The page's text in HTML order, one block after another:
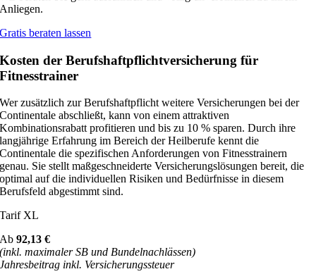
Anliegen.
Gratis beraten lassen
Kosten der Berufshaftpflichtversicherung für
Fitnesstrainer
Wer zusätzlich zur Berufshaftpflicht weitere Versicherungen bei der
Continentale abschließt, kann von einem attraktiven
Kombinationsrabatt profitieren und bis zu 10 % sparen. Durch ihre
langjährige Erfahrung im Bereich der Heilberufe kennt die
Continentale die spezifischen Anforderungen von Fitnesstrainern
genau. Sie stellt maßgeschneiderte Versicherungslösungen bereit, die
optimal auf die individuellen Risiken und Bedürfnisse in diesem
Berufsfeld abgestimmt sind.
Tarif XL
Ab92,13 €
(inkl. maximaler SB und Bundelnachlässen)
Jahresbeitrag inkl. Versicherungssteuer